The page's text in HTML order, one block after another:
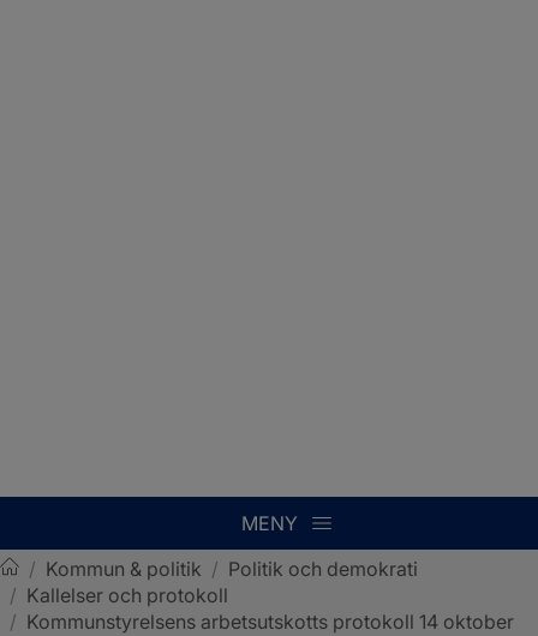
MENY
Sotenäs kommun
/ Kommun & politik / Politik och demokrati
/ Kallelser och protokoll
/ Kommunstyrelsens arbetsutskotts protokoll 14 oktober